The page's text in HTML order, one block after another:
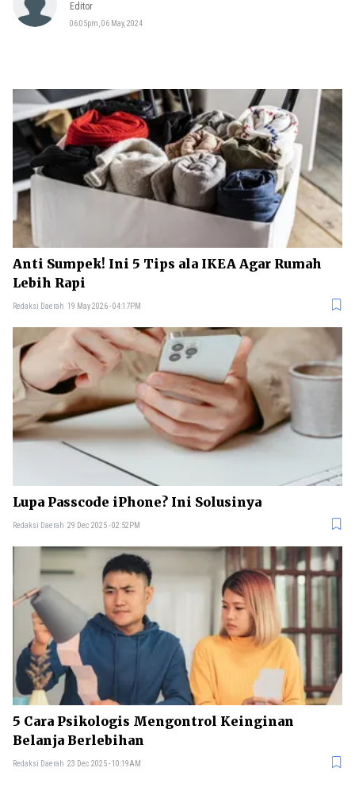
Editor
06:05pm, 06 May, 2024
Anti Sumpek! Ini 5 Tips ala IKEA Agar Rumah
Lebih Rapi
Redaksi Daerah 19 May 2026 - 04:17PM
Lupa Passcode iPhone? Ini Solusinya
Redaksi Daerah 29 Dec 2025 - 02:52PM
5 Cara Psikologis Mengontrol Keinginan
Belanja Berlebihan
Redaksi Daerah 23 Dec 2025 - 10:19AM